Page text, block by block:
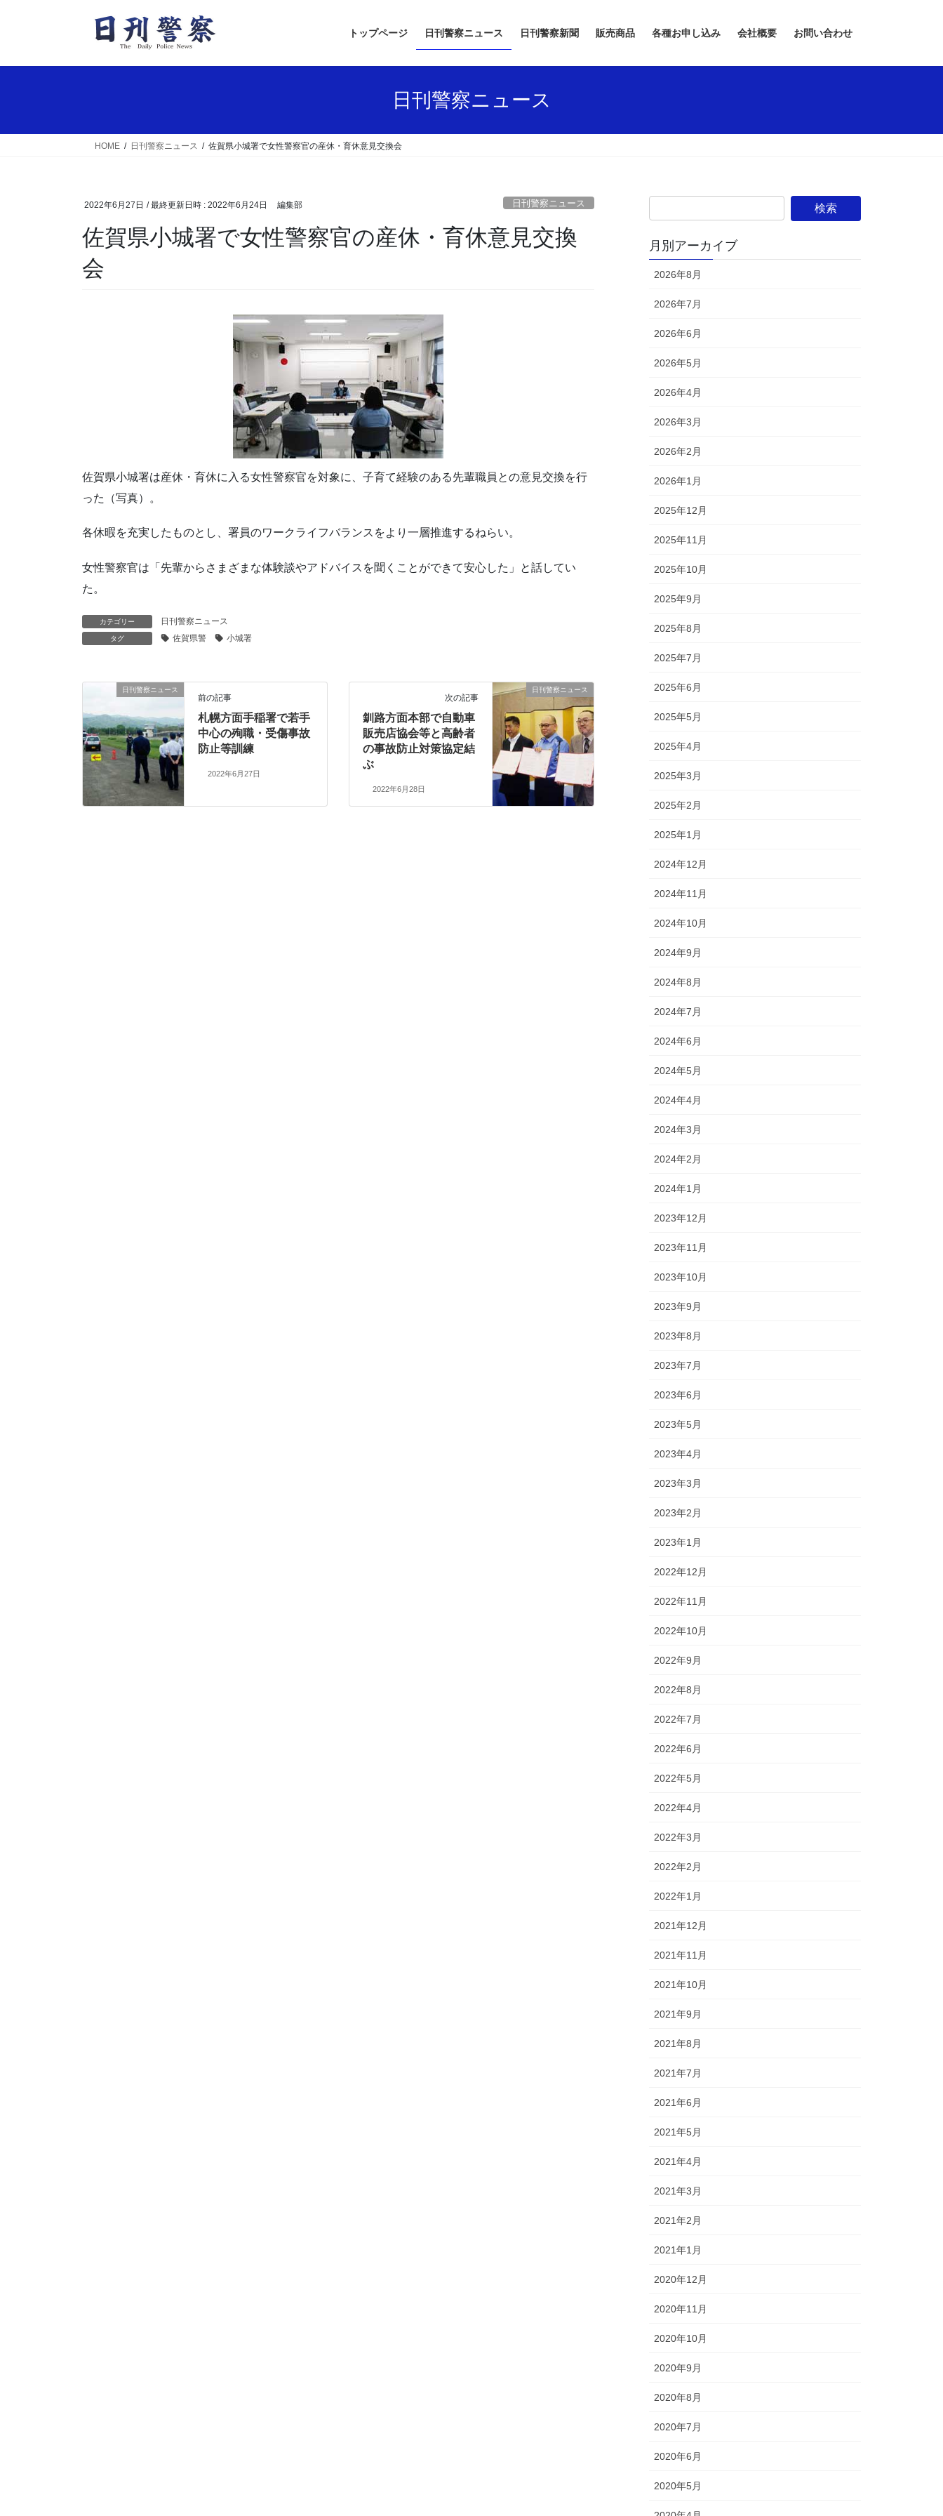
トップページ 日刊警察ニュース 日刊警察新聞 販売商品 各種お申し込み 会社概要 お問い合わせ
日刊警察ニュース
HOME 日刊警察ニュース 佐賀県小城署で女性警察官の産休・育休意見交換会
2022年6月27日 / 最終更新日時 : 2022年6月24日 編集部 日刊警察ニュース
佐賀県小城署で女性警察官の産休・育休意見交換
会
佐賀県小城署は産休・育休に入る女性警察官を対象に、子育て経験のある先輩職員との意見交換を行
った（写真）。
各休暇を充実したものとし、署員のワークライフバランスをより一層推進するねらい。
女性警察官は「先輩からさまざまな体験談やアドバイスを聞くことができて安心した」と話してい
た。
カテゴリー 日刊警察ニュース
タグ 佐賀県警 小城署
日刊警察ニュース
前の記事
札幌方面手稲署で若手
中心の殉職・受傷事故
防止等訓練
2022年6月27日
日刊警察ニュース
次の記事
釧路方面本部で自動車
販売店協会等と高齢者
の事故防止対策協定結
ぶ
2022年6月28日
月別アーカイブ
2026年8月
2026年7月
2026年6月
2026年5月
2026年4月
2026年3月
2026年2月
2026年1月
2025年12月
2025年11月
2025年10月
2025年9月
2025年8月
2025年7月
2025年6月
2025年5月
2025年4月
2025年3月
2025年2月
2025年1月
2024年12月
2024年11月
2024年10月
2024年9月
2024年8月
2024年7月
2024年6月
2024年5月
2024年4月
2024年3月
2024年2月
2024年1月
2023年12月
2023年11月
2023年10月
2023年9月
2023年8月
2023年7月
2023年6月
2023年5月
2023年4月
2023年3月
2023年2月
2023年1月
2022年12月
2022年11月
2022年10月
2022年9月
2022年8月
2022年7月
2022年6月
2022年5月
2022年4月
2022年3月
2022年2月
2022年1月
2021年12月
2021年11月
2021年10月
2021年9月
2021年8月
2021年7月
2021年6月
2021年5月
2021年4月
2021年3月
2021年2月
2021年1月
2020年12月
2020年11月
2020年10月
2020年9月
2020年8月
2020年7月
2020年6月
2020年5月